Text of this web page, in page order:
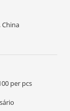
China
per pcs